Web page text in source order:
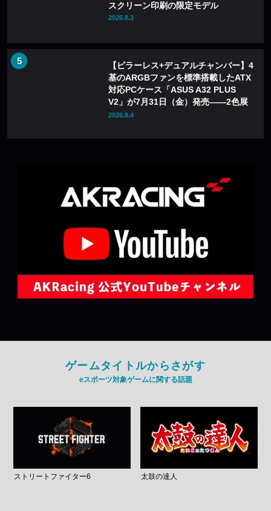
スクリーン印刷の限定モデル
2026.8.3
【ピラーレス+デュアルチャンバー】4
基のARGBファンを標準搭載したATX
対応PCケース「ASUS A32 PLUS
V2」が7月31日（金）発売——2色展
開
2026.8.4
ゲームタイトルからさがす
eスポーツ対象ゲームに関する話題
ストリートファイター6 太鼓の達人